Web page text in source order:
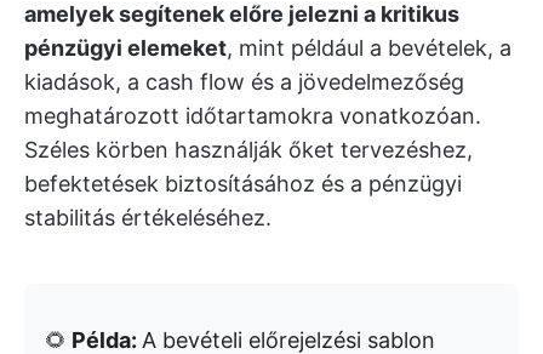
amelyek segítenek előre jelezni a kritikus
pénzügyi elemeket, mint például a bevételek, a
kiadások, a cash flow és a jövedelmezőség
meghatározott időtartamokra vonatkozóan.
Széles körben használják őket tervezéshez,
befektetések biztosításához és a pénzügyi
stabilitás értékeléséhez.
🌻 Példa: A bevételi előrejelzési sablon